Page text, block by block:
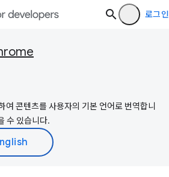
로그인
콘텐츠를 사용자의 기본 언어로 번역합니
수 있습니다.